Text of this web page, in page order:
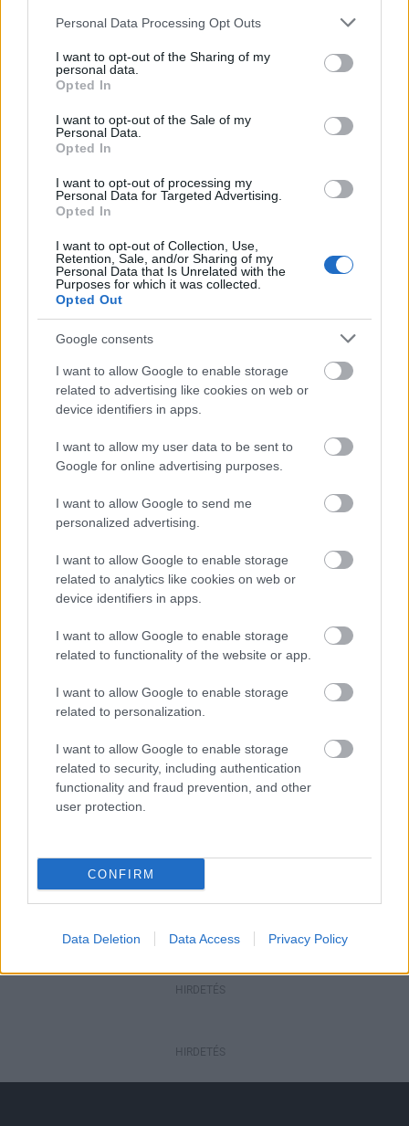
Please note that this website/app uses one or more Google
not limited to your visit or usage behaviour. You may click to
grant or deny consent to Google and its third-party tags to
use your data for below specified purposes in below Google
consent section.
Personal Data Processing Opt Outs
I want to opt-out of the Sharing of my
personal data.
Opted In
I want to opt-out of the Sale of my
Personal Data.
Opted In
I want to opt-out of processing my
Personal Data for Targeted Advertising.
Opted In
I want to opt-out of Collection, Use,
Retention, Sale, and/or Sharing of my
Personal Data that Is Unrelated with the
Purposes for which it was collected.
Opted Out
Google consents
I want to allow Google to enable storage
related to advertising like cookies on web or
device identifiers in apps.
I want to allow my user data to be sent to
Google for online advertising purposes.
I want to allow Google to send me
personalized advertising.
I want to allow Google to enable storage
related to analytics like cookies on web or
device identifiers in apps.
I want to allow Google to enable storage
related to functionality of the website or app.
I want to allow Google to enable storage
related to personalization.
I want to allow Google to enable storage
related to security, including authentication
functionality and fraud prevention, and other
user protection.
CONFIRM
Data Deletion Data Access Privacy Policy
Másfélszeresére bővítik
iskoláját
E-mail cím
Feliratkozom a hírlevélre és elfogadom azadatvédelmi
szabályzatot!
FELIRATKOZÁS
LEGFRISSEBB
Országos hírek
Amire többmillióan vártunk: szombattól
másodfokúra csökken a riasztás
Salgótarjánban járt az államtitkár: a
településeket erősíti az új
Helyi hírek
Uszodát avatott, szaunát is épít hozzá a
HIRDETÉS
HIRDETÉS